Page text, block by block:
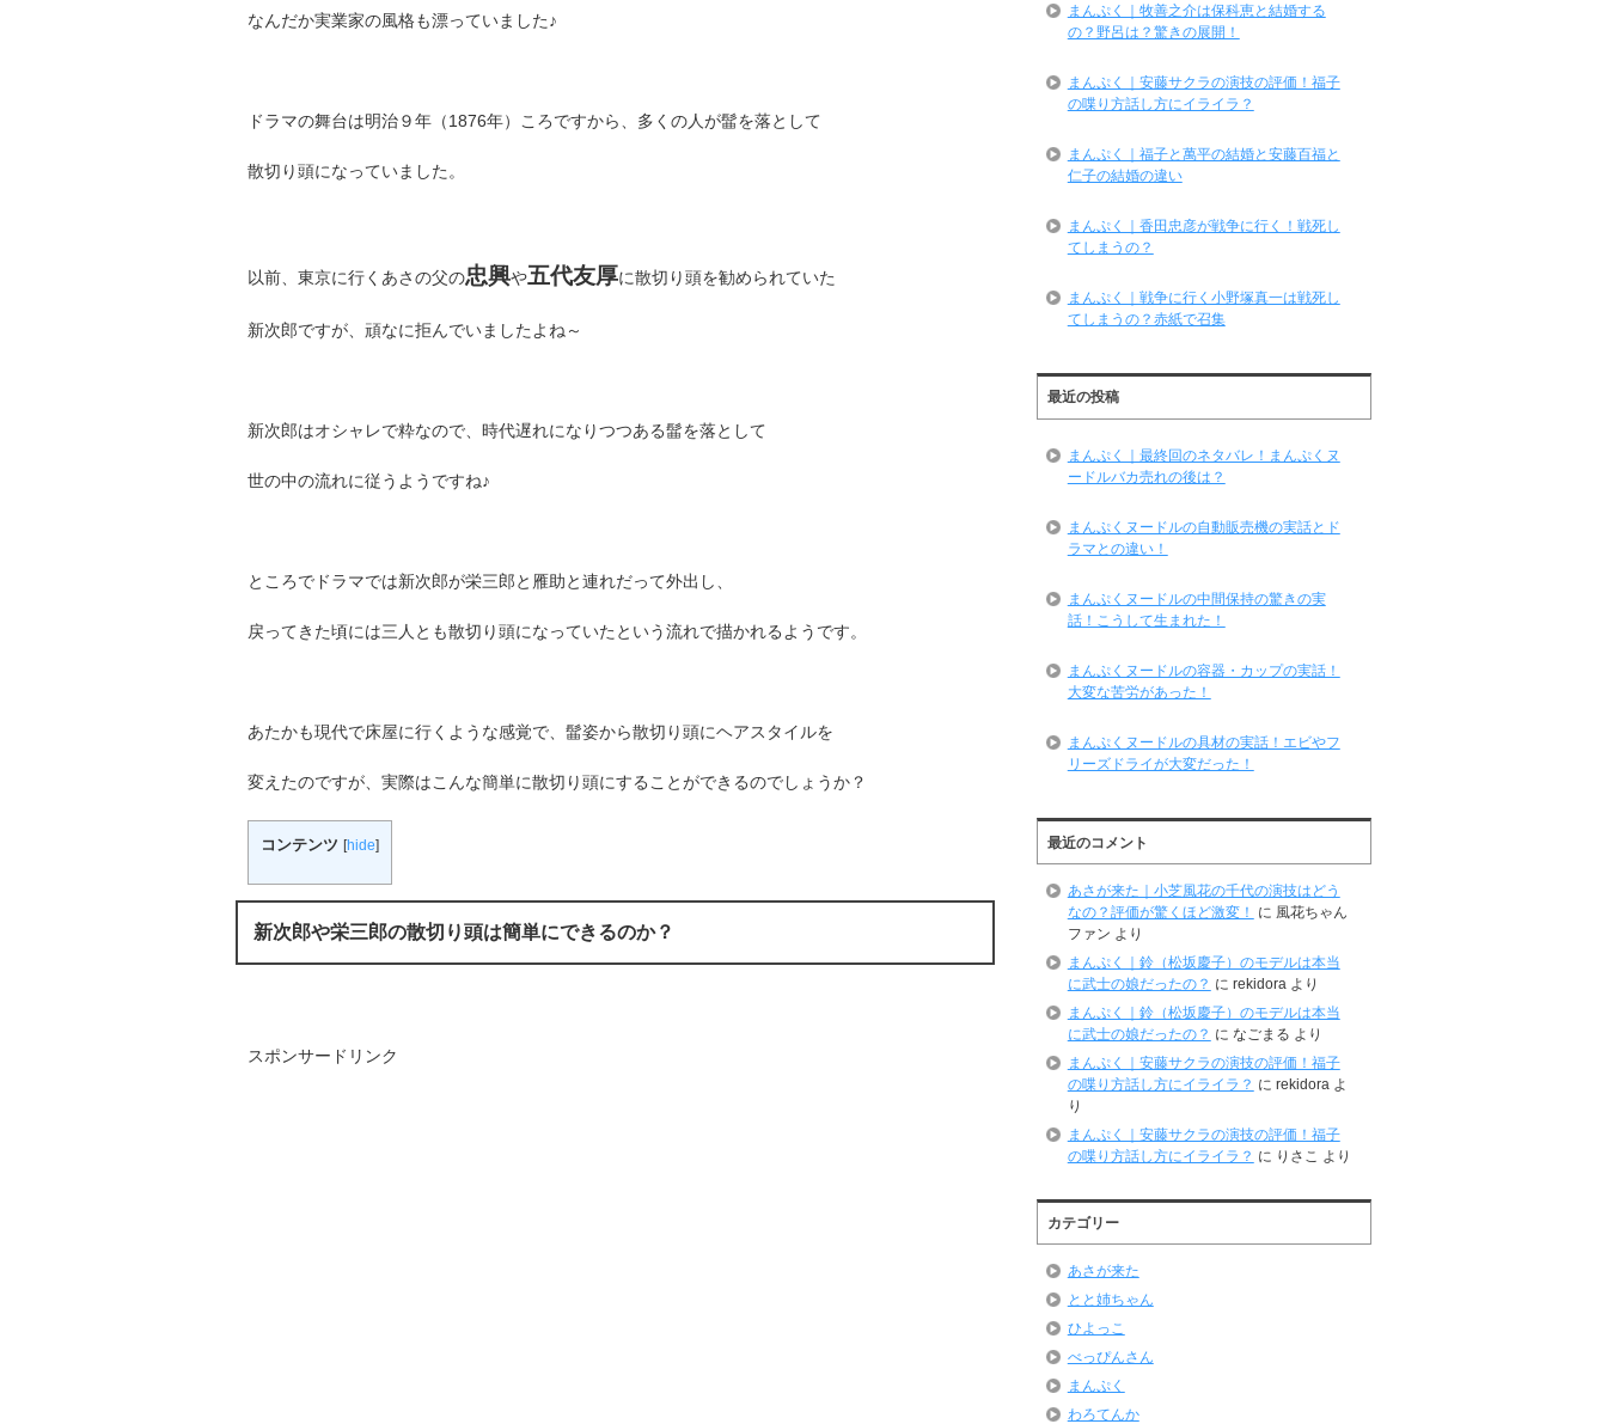
なんだか実業家の風格も漂っていました♪
ドラマの舞台は明治９年（1876年）ころですから、多くの人が髷を落として
散切り頭になっていました。
以前、東京に行くあさの父の忠興や五代友厚に散切り頭を勧められていた
新次郎ですが、頑なに拒んでいましたよね～
新次郎はオシャレで粋なので、時代遅れになりつつある髷を落として
世の中の流れに従うようですね♪
ところでドラマでは新次郎が栄三郎と雁助と連れだって外出し、
戻ってきた頃には三人とも散切り頭になっていたという流れで描かれるようです。
あたかも現代で床屋に行くような感覚で、髷姿から散切り頭にヘアスタイルを
変えたのですが、実際はこんな簡単に散切り頭にすることができるのでしょうか？
コンテンツ [hide]
新次郎や栄三郎の散切り頭は簡単にできるのか？
スポンサードリンク
まんぷく｜牧善之介は保科恵と結婚する
の？野呂は？驚きの展開！
まんぷく｜安藤サクラの演技の評価！福子
の喋り方話し方にイライラ？
まんぷく｜福子と萬平の結婚と安藤百福と
仁子の結婚の違い
まんぷく｜香田忠彦が戦争に行く！戦死し
てしまうの？
まんぷく｜戦争に行く小野塚真一は戦死し
てしまうの？赤紙で召集
最近の投稿
まんぷく｜最終回のネタバレ！まんぷくヌ
ードルバカ売れの後は？
まんぷくヌードルの自動販売機の実話とド
ラマとの違い！
まんぷくヌードルの中間保持の驚きの実
話！こうして生まれた！
まんぷくヌードルの容器・カップの実話！
大変な苦労があった！
まんぷくヌードルの具材の実話！エビやフ
リーズドライが大変だった！
最近のコメント
あさが来た｜小芝風花の千代の演技はどう
なの？評価が驚くほど激変！
に 風花ちゃん
ファン より
まんぷく｜鈴（松坂慶子）のモデルは本当
に武士の娘だったの？ に rekidora より
まんぷく｜鈴（松坂慶子）のモデルは本当
に武士の娘だったの？ に なごまる より
まんぷく｜安藤サクラの演技の評価！福子
の喋り方話し方にイライラ？ に rekidora よ
り
まんぷく｜安藤サクラの演技の評価！福子
の喋り方話し方にイライラ？ に りさこ より
カテゴリー
あさが来た
とと姉ちゃん
ひよっこ
べっぴんさん
まんぷく
わろてんか